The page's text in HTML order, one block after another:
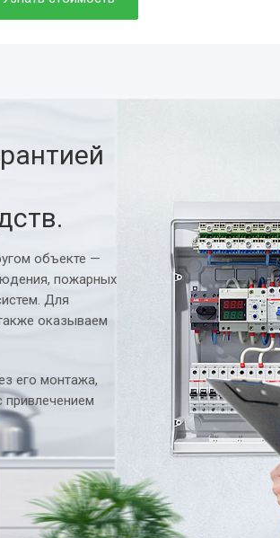
1-10 лет
готовые и
объекте —
пожарных
Для
оказываем
его монтажа,